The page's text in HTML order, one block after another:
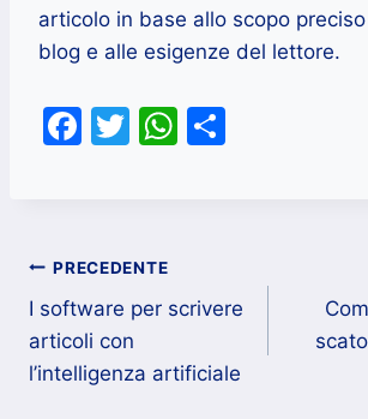
articolo in base allo scopo
blog e alle esigenze del lettore.
F
b
o
o
k
T
W
p
p
di
Navigazione
articoli
PRECEDENTE
I software per scrivere
articoli con
l’intelligenza artificiale